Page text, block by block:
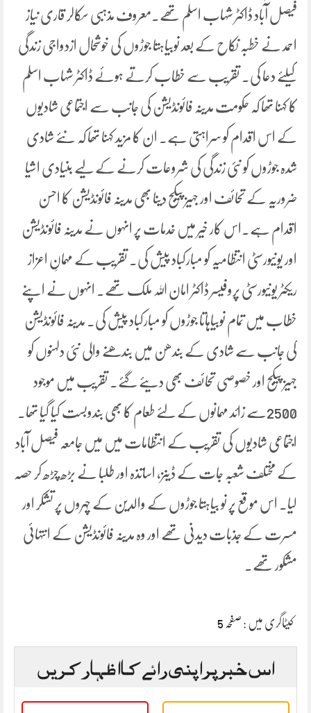
فیصل آباد ڈاکٹر شہاب اسلم تھے۔معروف مذہبی سکالر قاری نیاز
احمد نے خطبہ نکاح کے بعد نوبیاہتا جوڑوں کی خوشحال ازدواجی زندگی
کیلئے دعا کی۔ تقریب سے خطاب کرتے ہوئے ڈاکٹر شہاب اسلم
کا کہنا تھا کہ حکومت مدینہ فائونڈیشن کی جانب سے اجتماعی شادیوں
کے اس اقدام کو سراہتی ہے۔ ان کا مزید کہنا تھا کہ نئے شادی
شدہ جوڑوں کو نئی زندگی کی شروعات کرنے کے لیے بنیادی اشیا
ضروریہ کے تحائف اور جہیز پیکج دینا بھی مدینہ فائونڈیشن کا احسن
اقدام ہے۔اس کار خیر میں خدمات پر انہوں نے مدینہ فائونڈیشن
اور یونیورسٹی انتظامیہ کو مبارکباد پیش کی۔ تقریب کے مہمانِ اعزاز
ریکٹر یونیورسٹی پروفیسر ڈاکٹر امان اللہ ملک تھے۔ انہوں نے اپنے
خطاب میں تمام نوبیاہاتا جوڑوں کو مبارکباد پیش کی۔ مدینہ فائونڈیشن
کی جانب سے شادی کے بندھن میں بندھنے والی نئی دلہنوں کو
جہیز پیکج اور خصوصی تحائف بھی دیئے گئے۔ تقریب میں موجود
2500سے زائد مہمانوں کے لئے طعام کا بھی بندوبست کیا گیا تھا۔
اجتماعی شادیوں کی تقریب کے انتظامات میں میں جامعہ فیصل آباد
کے مختلف شعبہ جات کے ڈینز، اساتذہ اور طلبا نے بڑھ چڑھ کر حصہ
لیا۔ اس موقع پر نو بیاہتا جوڑوں کے والدین کے چہروں پر تشکر اور
مسرت کے جذبات دیدنی تھے اور وہ مدینہ فائونڈیشن کے انتہائی
مشکور تھے۔
کیٹاگری میں : صفحہ 5
اس خبر پر اپنی رائے کا اظہار کریں